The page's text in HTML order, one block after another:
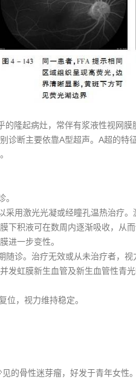
隆起病灶，常伴有浆液性视网膜
诊断主要依靠A型超声。A超的
用激光光凝或经瞳孔温热治疗
下积液可在数周内逐渐吸收，从
进一步变性。
诊。治疗无效或从未治疗者，
发虹膜新生血管及新生血管性青光
位，视力维持稳定。
的骨性迷芽瘤，好发于青年女性